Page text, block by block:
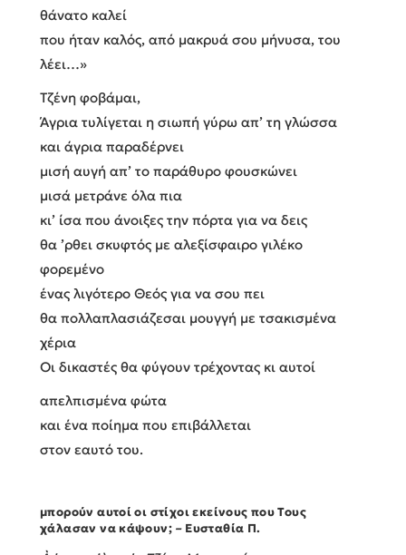
θάνατο καλεί
που ήταν καλός, από μακρυά σου μήνυσα, του
λέει…»
Τζένη φοβάμαι,
Άγρια τυλίγεται η σιωπή γύρω απ’ τη γλώσσα
και άγρια παραδέρνει
μισή αυγή απ’ το παράθυρο φουσκώνει
μισά μετράνε όλα πια
κι’ ίσα που άνοιξες την πόρτα για να δεις
θα ’ρθει σκυφτός με αλεξίσφαιρο γιλέκο
φορεμένο
ένας λιγότερο Θεός για να σου πει
θα πολλαπλασιάζεσαι μουγγή με τσακισμένα
χέρια
Οι δικαστές θα φύγουν τρέχοντας κι αυτοί
απελπισμένα φώτα
και ένα ποίημα που επιβάλλεται
στον εαυτό του.
μπορούν αυτοί οι στίχοι εκείνους που Τους
χάλασαν να κάψουν; –Ευσταθία Π.